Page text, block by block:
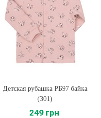
Детская рубашка РБ97 байка
(301)
249 грн